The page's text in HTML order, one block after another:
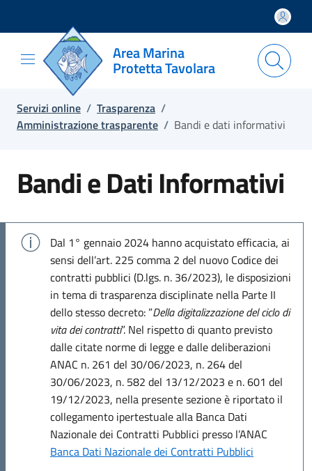
Salta e vai al contenuto
Salta e vai al footer
Area Marina
Protetta Tavolara
Servizi online / Trasparenza /
Amministrazione trasparente / Bandi e dati informativi
Bandi e Dati Informativi
Dal 1° gennaio 2024 hanno acquistato efficacia, ai
sensi dell’art. 225 comma 2 del nuovo Codice dei
contratti pubblici (D.lgs. n. 36/2023), le disposizioni
in tema di trasparenza disciplinate nella Parte II
dello stesso decreto: ”Della digitalizzazione del ciclo di
vita dei contratti”. Nel rispetto di quanto previsto
dalle citate norme di legge e dalle deliberazioni
ANAC n. 261 del 30/06/2023, n. 264 del
30/06/2023, n. 582 del 13/12/2023 e n. 601 del
19/12/2023, nella presente sezione è riportato il
collegamento ipertestuale alla Banca Dati
Nazionale dei Contratti Pubblici presso l’ANAC
Banca Dati Nazionale dei Contratti Pubblici